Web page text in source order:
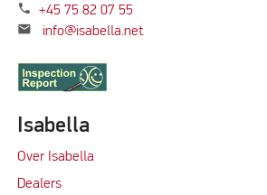
phone +45 75 82 07 55
mail info@isabella.net
Isabella
Over Isabella
Dealers